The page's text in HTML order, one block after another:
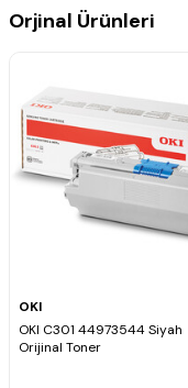
MC342W Orijinal Toner,
Orjinal Ürünleri
OKI
OKI C301 44973544 Siyah
Orijinal Toner